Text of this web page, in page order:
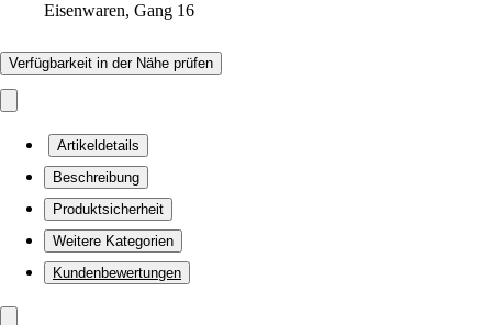
Eisenwaren, Gang 16
Verfügbarkeit in der Nähe prüfen
Artikeldetails
Beschreibung
Produktsicherheit
Weitere Kategorien
Kundenbewertungen